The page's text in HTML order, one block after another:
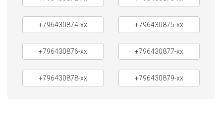
+796430874-xx +796430875-xx
+796430876-xx +796430877-xx
+796430878-xx +796430879-xx